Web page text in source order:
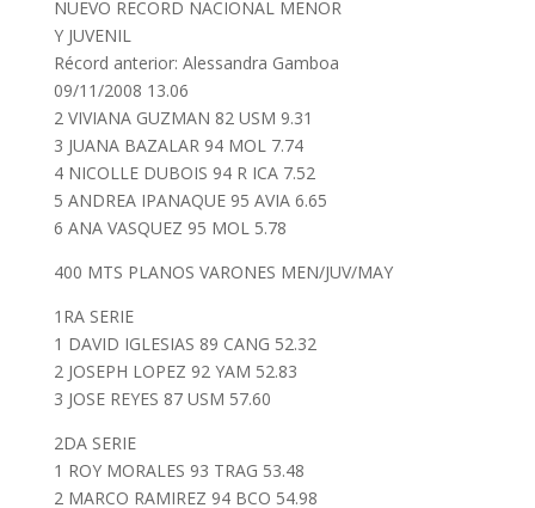
NUEVO RECORD NACIONAL MENOR
Y JUVENIL
Récord anterior: Alessandra Gamboa
09/11/2008 13.06
2 VIVIANA GUZMAN 82 USM 9.31
3 JUANA BAZALAR 94 MOL 7.74
4 NICOLLE DUBOIS 94 R ICA 7.52
5 ANDREA IPANAQUE 95 AVIA 6.65
6 ANA VASQUEZ 95 MOL 5.78
400 MTS PLANOS VARONES MEN/JUV/MAY
1RA SERIE
1 DAVID IGLESIAS 89 CANG 52.32
2 JOSEPH LOPEZ 92 YAM 52.83
3 JOSE REYES 87 USM 57.60
2DA SERIE
1 ROY MORALES 93 TRAG 53.48
2 MARCO RAMIREZ 94 BCO 54.98